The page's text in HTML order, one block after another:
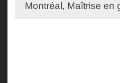
Montréal, Maîtrise en